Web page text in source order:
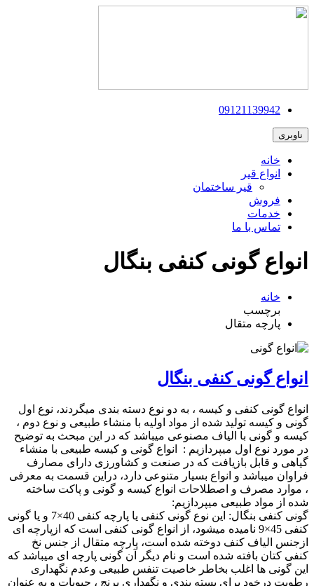
09121139942
ناوبری
خانه
انواع قیر
قیر ساختمان
فروش
خدمات
تماس با ما
انواع گونی کنفی بنگال
خانه
برچسب
پارچه متقال
انواع گونی کنفی بنگال
انواع گونی کنفی و کیسه ، به دو نوع دسته بندی میگردند، نوع اول
گونی و کیسه تولید شده از مواد اولیه با منشاء طبیعی و نوع دوم ،
کیسه و گونی با الیاف مصنوعی میباشد که در این مبحث به توضیح
در مورد نوع اول میپردازیم : انواع گونی و کیسه طبیعی با منشاء
گیاهی و قابل بازیافت که در صنعت و کشاورزی دارای مصارف
فراوان میباشد و انواع بسیار متنوعی دارد، دراین قسمت به معرفی
، موارد مصرف و اصطلاحات انواع کیسه و گونی و پاکت ساخته
شده از مواد طبیعی میپردازیم:
گونی کنفی بنگال: این نوع گونی کنفی یا پارچه کنفی 40×7 و یا گونی
کنفی 45×9 نامیده میشود، از انواع گونی کنفی است که ازپارچه ای
ازجنس الیاف کنف دوخته شده است، پارچه متقال از جنس نخ
کنفی کتان بافته شده است و نام دیگر آن گونی پارچه ای میباشد که
این گونی ها اغلب بخاطر خاصیت تنفس طبیعی وعدم نگهداری
رطوبت درخود برای بسته بندی و نگهداری برنج ، حبوبات و به عنوان